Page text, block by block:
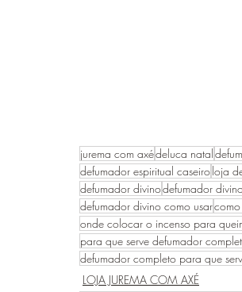
jurema com axédeluca natal
defumador espiritual caseiro loja
defumador divinodefumador
defumador divino como usar
onde colocar o incenso para
para que serve defumador
defumador completo para que
LOJA JUREMA COM AXÉ